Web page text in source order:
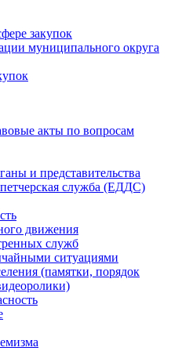
закупок
муниципального округа
акты по вопросам
и представительства
служба (ЕДДС)
движения
служб
ситуациями
(памятки, порядок